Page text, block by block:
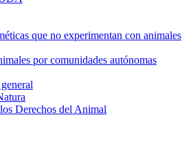
que no experimentan con animales
por comunidades autónomas
Derechos del Animal